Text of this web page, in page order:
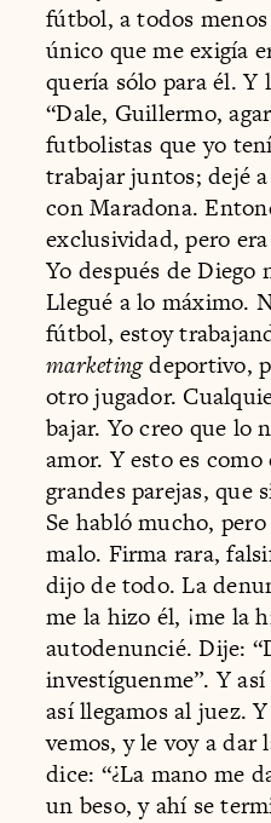
fútbol, a todos
único que me exigía
quería sólo para él. Y
“Dale, Guillermo,
futbolistas que yo
trabajar juntos; dejé
con Maradona.
exclusividad, pero
Yo después de Diego
Llegué a lo máximo.
fútbol, estoy
marketingdeportivo,
otro jugador.
bajar. Yo creo que lo
amor. Y esto es
grandes parejas, que
Se habló mucho,
malo. Firma rara,
dijo de todo. La
me la hizo él, ¡me la
autodenuncié. Dije:
investíguenme”. Y
así llegamos al juez.
vemos, y le voy a dar
dice: “¿La mano me
un beso, y ahí se